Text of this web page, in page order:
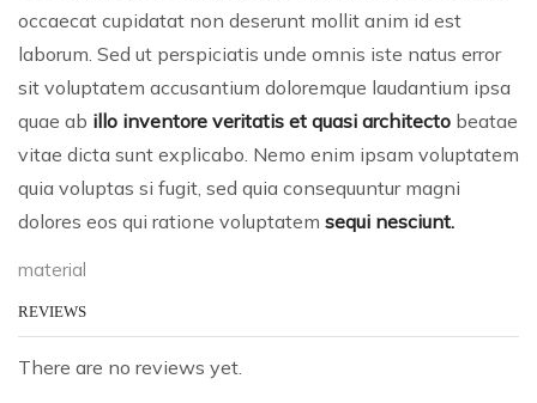
occaecat cupidatat non deserunt mollit anim id est
laborum. Sed ut perspiciatis unde omnis iste natus error
sit voluptatem accusantium doloremque laudantium ipsa
quae ab illo inventore veritatis et quasi architecto beatae
vitae dicta sunt explicabo. Nemo enim ipsam voluptatem
quia voluptas si fugit, sed quia consequuntur magni
dolores eos qui ratione voluptatem sequi nesciunt.
material
REVIEWS
There are no reviews yet.